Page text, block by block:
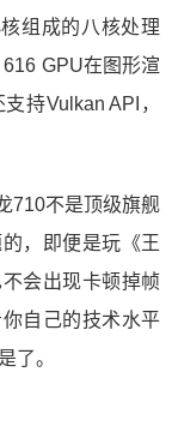
组成的八核处理
GPU在图形渲
持Vulkan API，
710不是顶级旗舰
，即便是玩《王
会出现卡顿掉帧
自己的技术水平
了。